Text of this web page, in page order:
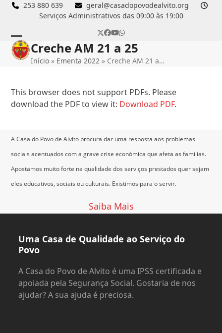
Skip
253 880 639
geral@casadopovodealvito.org
Serviços Administrativos das 09:00 às 19:00
Twitter
Facebook
YouTube
Whatsapp
Open
mobile
Close
mobile
Creche AM 21 a 25
Início » Ementa 2022 » Creche AM 21 a…
This browser does not support PDFs. Please
download the PDF to view it: Download PDF.
A Casa do Povo de Alvito procura dar uma resposta aos problemas
sociais acentuados com a grave crise económica que afeta as famílias.
Apostamos muito forte na qualidade dos serviços prestados quer sejam
eles educativos, sociais ou culturais. Existimos para o servir.
Saiba Mais
Uma Casa de Qualidade ao Serviço do
Povo
A Casa do Povo de Alvito é uma IPSS certificada e
apoiada pela Segurança Social. Gostaria de nos
ajudar? A sua ajuda é preciosa.